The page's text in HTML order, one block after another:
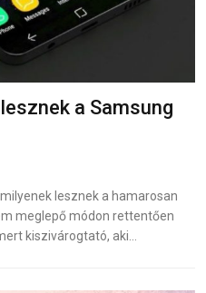
a Samsung
lesznek a hamarosan
meglepő módon rettentően
kiszivárogtató, aki…